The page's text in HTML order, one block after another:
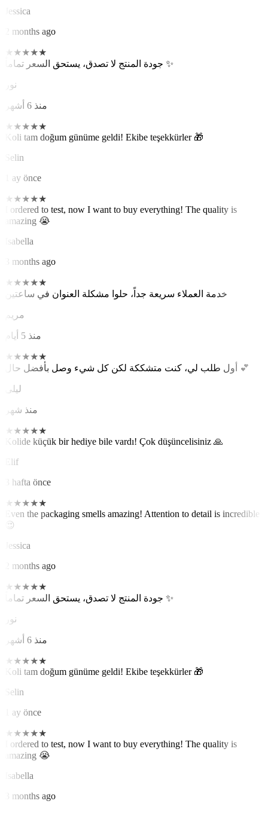
Jessica
2 months ago
★ ★★★★
جودة المنتج لا تصدق، يستحق السعر تماماً ✨
نور
منذ 6 أشهر
★ ★★★★
Koli tam doğum günüme geldi! Ekibe teşekkürler 🎁
Selin
1 ay önce
★ ★★★★
I ordered to test, now I want to buy everything! The quality is
amazing 😭
Isabella
3 months ago
★ ★★★★
خدمة العملاء سريعة جداً، حلوا مشكلة العنوان في ساعتين
مريم
منذ 5 أيام
★ ★★★★
أول طلب لي، كنت متشككة لكن كل شيء وصل بأفضل حال 💕
ليلى
منذ شهر
★ ★★★★
Kolide küçük bir hediye bile vardı! Çok düşüncelisiniz 🙏
Elif
3 hafta önce
★ ★★★★
Even the packaging smells amazing! Attention to detail is incredible
😍
Jessica
2 months ago
★ ★★★★
جودة المنتج لا تصدق، يستحق السعر تماماً ✨
نور
منذ 6 أشهر
★ ★★★★
Koli tam doğum günüme geldi! Ekibe teşekkürler 🎁
Selin
1 ay önce
★ ★★★★
I ordered to test, now I want to buy everything! The quality is
amazing 😭
Isabella
3 months ago